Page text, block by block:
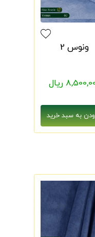
ونوس 2
ریال